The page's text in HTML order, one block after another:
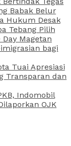
Babak Belur
Hukum Desak
Tebang Pilih
Magetan
bagi
Tuai Apresiasi
Transparan dan
Indomobil
OJK